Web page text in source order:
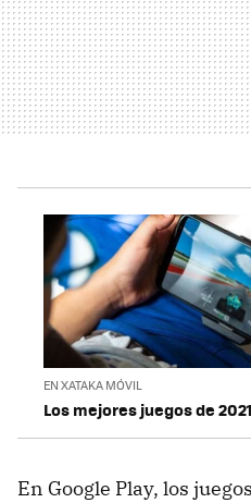
EN XATAKA MÓVIL
Los mejores juegos de
En Google Play, los